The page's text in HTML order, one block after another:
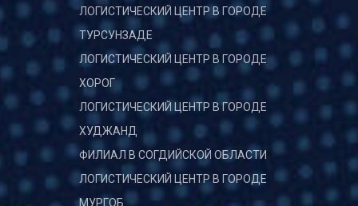
ЛОГИСТИЧЕСКИЙ ЦЕНТР В ГОРОДЕ
ТУРСУНЗАДЕ
ЛОГИСТИЧЕСКИЙ ЦЕНТР В ГОРОДЕ
ХОРОГ
ЛОГИСТИЧЕСКИЙ ЦЕНТР В ГОРОДЕ
ХУДЖАНД
ФИЛИАЛ В СОГДИЙСКОЙ ОБЛАСТИ
ЛОГИСТИЧЕСКИЙ ЦЕНТР В ГОРОДЕ
МУРГОБ